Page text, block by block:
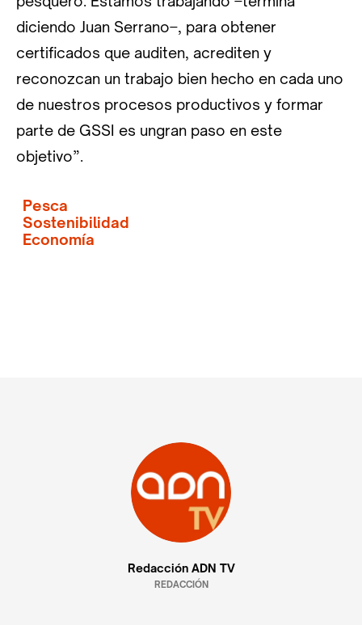
diciendo Juan Serrano–, para obtener
certificados que auditen, acrediten y
reconozcan un trabajo bien hecho en cada uno
de nuestros procesos productivos y formar
parte de GSSI es ungran paso en este
objetivo”.
Pesca
Sostenibilidad
Economía
Redacción ADN TV
REDACCIÓN